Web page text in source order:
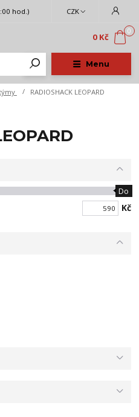
Menu
CZK
hod.)
0
0 Kč
RADIOSHACK LEOPARD
Do
Kč